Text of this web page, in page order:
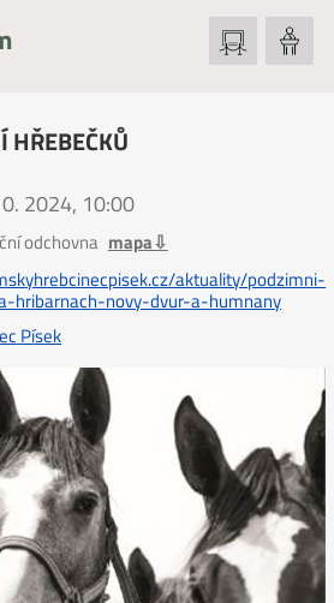
2024, 10:00
odchovna mapa⇩
aktuality/podzimni-
hribarnach-novy-dvur-a-humnany
Písek